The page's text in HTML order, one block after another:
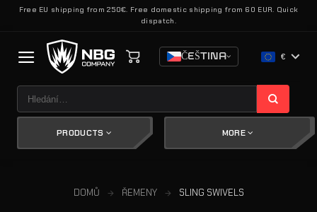
Přeskočit
Free EU shipping from 250€. Free domestic shipping from 60 EUR. Quick
dispatch.
ČEŠTINA €
PRODUCTS MORE
DOMŮ ŘEMENY SLING SWIVELS